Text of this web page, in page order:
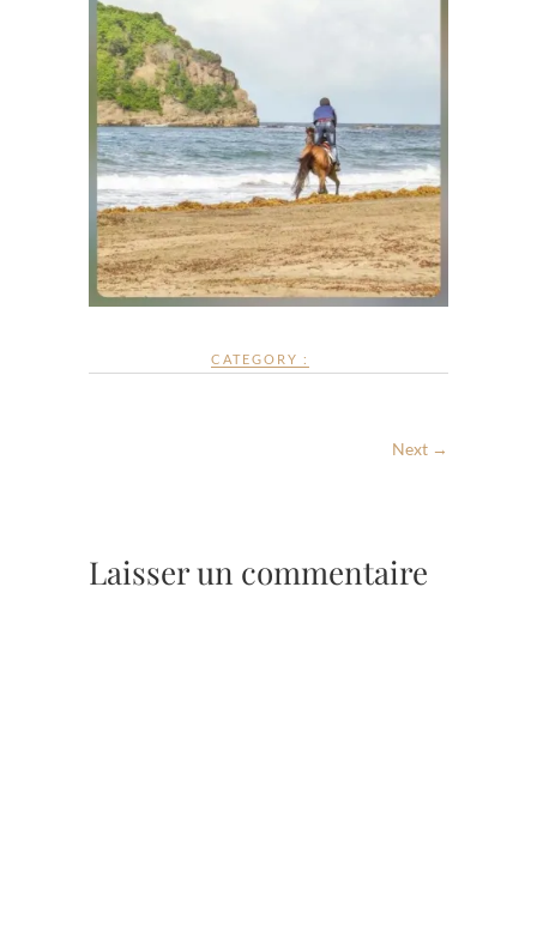
CATEGORY :
Next →
Laisser un commentaire